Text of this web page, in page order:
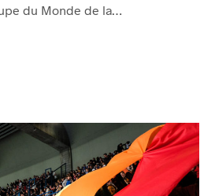
du Monde de la…